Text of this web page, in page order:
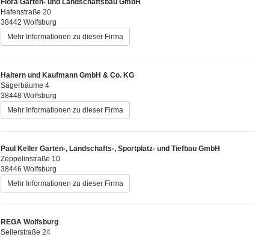
Flora Garten- und Landschaftsbau GmbH
Hafenstraße 20
38442 Wolfsburg
Mehr Informationen zu dieser Firma
Haltern und Kaufmann GmbH & Co. KG
Sägerbäume 4
38448 Wolfsburg
Mehr Informationen zu dieser Firma
Paul Keller Garten-, Landschafts-, Sportplatz- und Tiefbau GmbH
Zeppelinstraße 10
38446 Wolfsburg
Mehr Informationen zu dieser Firma
REGA Wolfsburg
Seilerstraße 24